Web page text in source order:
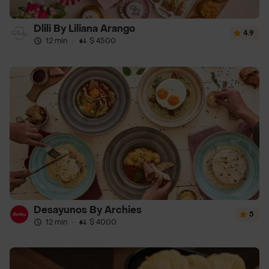
Dlili By Liliana Arango
12 min · $ 4500
4.9
Desayunos By Archies
12 min · $ 4000
5